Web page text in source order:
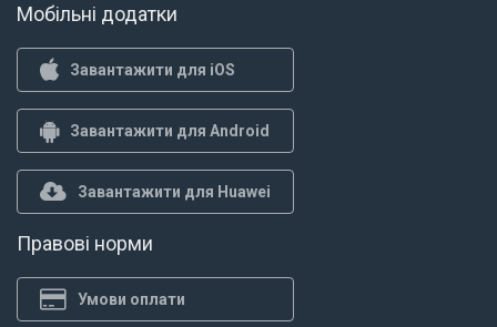
Мобільні додатки
Завантажити для iOS
Завантажити для Android
Завантажити для Huawei
Правові норми
Умови оплати